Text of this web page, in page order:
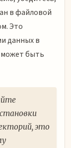
в файловой
Это
данных в
может быть
это